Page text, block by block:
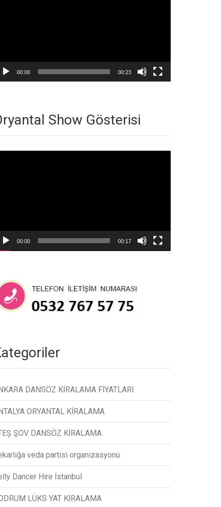
00:00 00:23
Show Gösterisi
00:00 00:17
DANSÖZ KİRALAMA FİYATLARI
ORYANTAL KİRALAMA
ŞOV DANSÖZ KİRALAMA
veda partisi organizasyonu
Dancer Hire İstanbul
LÜKS YAT KİRALAMA